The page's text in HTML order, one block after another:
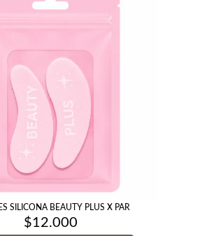
SILICONA BEAUTY PLUS X PAR
$12.000